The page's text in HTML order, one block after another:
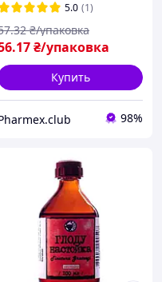
5.0 (1)
.17₴/упаковка
.32 ₴/упаковка
Купить
98%